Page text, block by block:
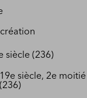
siècle (236)
plus
19e siècle, 2e moitié
(236)